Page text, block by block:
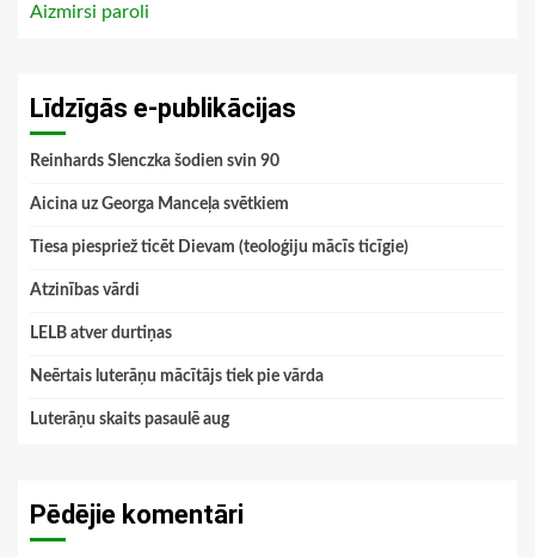
Aizmirsi paroli
Līdzīgās e-publikācijas
Reinhards Slenczka šodien svin 90
Aicina uz Georga Manceļa svētkiem
Tiesa piespriež ticēt Dievam (teoloģiju mācīs ticīgie)
Atzinības vārdi
LELB atver durtiņas
Neērtais luterāņu mācītājs tiek pie vārda
Luterāņu skaits pasaulē aug
Pēdējie komentāri